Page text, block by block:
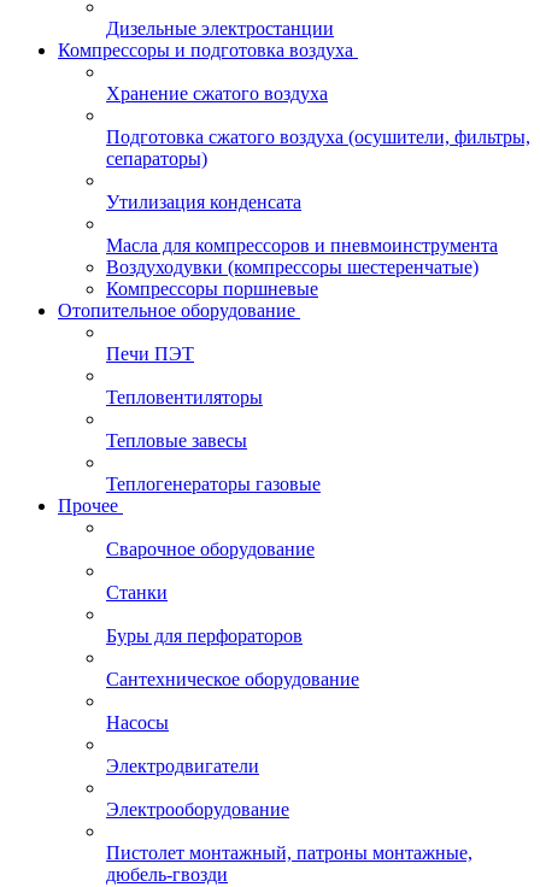
Дизельные электростанции
Компрессоры и подготовка воздуха
Хранение сжатого воздуха
Подготовка сжатого воздуха (осушители, фильтры,
сепараторы)
Утилизация конденсата
Масла для компрессоров и пневмоинструмента
Воздуходувки (компрессоры шестеренчатые)
Компрессоры поршневые
Отопительное оборудование
Печи ПЭТ
Тепловентиляторы
Тепловые завесы
Теплогенераторы газовые
Прочее
Сварочное оборудование
Станки
Буры для перфораторов
Сантехническое оборудование
Насосы
Электродвигатели
Электрооборудование
Пистолет монтажный, патроны монтажные,
дюбель-гвозди